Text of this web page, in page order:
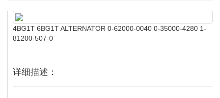
4BG1T 6BG1T ALTERNATOR 0-62000-0040 0-35000-4280 1-
81200-507-0
详细描述：